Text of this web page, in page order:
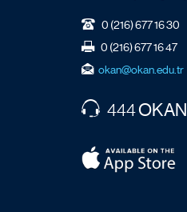
0 (216) 677 16 30
0 (216) 677 16 47
okan@okan.edu.tr
444OKAN